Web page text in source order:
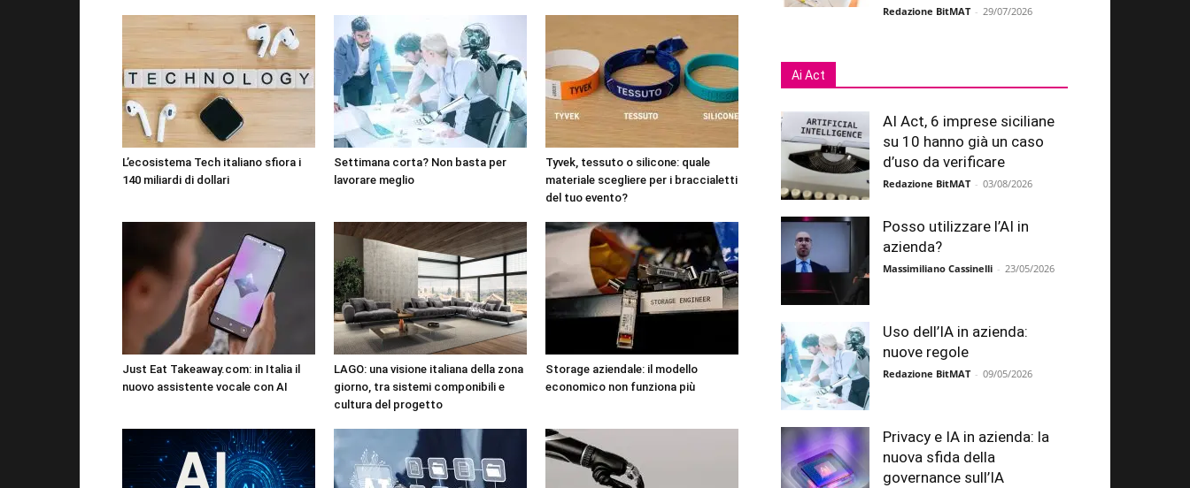
L’ecosistema Tech italiano sfiora i
140 miliardi di dollari
Settimana corta? Non basta per
lavorare meglio
Tyvek, tessuto o silicone: quale
materiale scegliere per i braccialetti
del tuo evento?
Just Eat Takeaway.com: in Italia il
nuovo assistente vocale con AI
LAGO: una visione italiana della zona
giorno, tra sistemi componibili e
cultura del progetto
Storage aziendale: il modello
economico non funziona più
Redazione BitMAT - 29/07/2026
Ai Act
AI Act, 6 imprese siciliane
su 10 hanno già un caso
d’uso da verificare
Redazione BitMAT - 03/08/2026
Posso utilizzare l’AI in
azienda?
Massimiliano Cassinelli - 23/05/2026
Uso dell’IA in azienda:
nuove regole
Redazione BitMAT - 09/05/2026
Privacy e IA in azienda: la
nuova sfida della
governance sull’IA